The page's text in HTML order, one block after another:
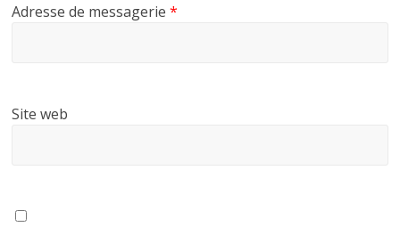
Adresse de messagerie*
Site web